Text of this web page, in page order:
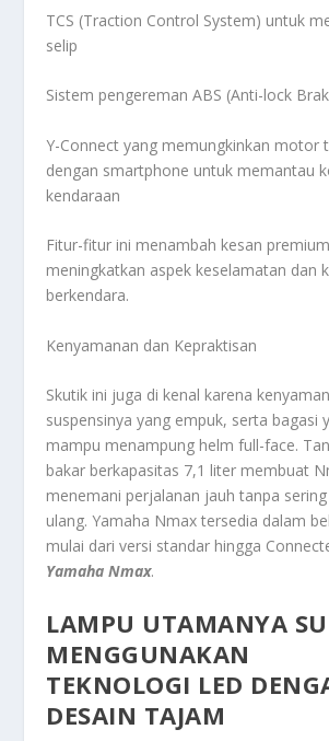
TCS (Traction Control System) untuk
selip
Sistem pengereman ABS (Anti-lock
Y-Connect yang memungkinkan motor
dengan smartphone untuk memantau
kendaraan
Fitur-fitur ini menambah kesan
meningkatkan aspek keselamatan dan
berkendara.
Kenyamanan dan Kepraktisan
Skutik ini juga di kenal karena
suspensinya yang empuk, serta bagasi
mampu menampung helm full-face.
bakar berkapasitas 7,1 liter membuat
menemani perjalanan jauh tanpa
ulang. Yamaha Nmax tersedia dalam
mulai dari versi standar hingga
Yamaha Nmax.
LAMPU UTAMANYA
MENGGUNAKAN
TEKNOLOGI LED
DESAIN TAJAM